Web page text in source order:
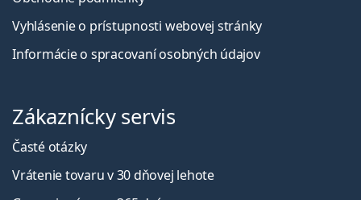
Vyhlásenie o prístupnosti webovej stránky
Informácie o spracovaní osobných údajov
Zákaznícky servis
Časté otázky
Vrátenie tovaru v 30 dňovej lehote